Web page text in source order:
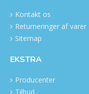
Kontakt os
Returneringer af varer
Sitemap
EKSTRA
Producenter
Tilbud